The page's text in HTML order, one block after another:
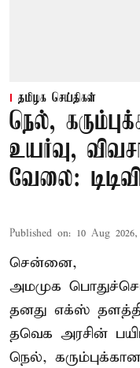
தமிழக செய்திகள்
நெல்,
உயர்வு,
வேலை:
Published on: 10 Aug
சென்னை,
அமமுக
தனது எக்ஸ்
தவெக அரசின்
நெல்,